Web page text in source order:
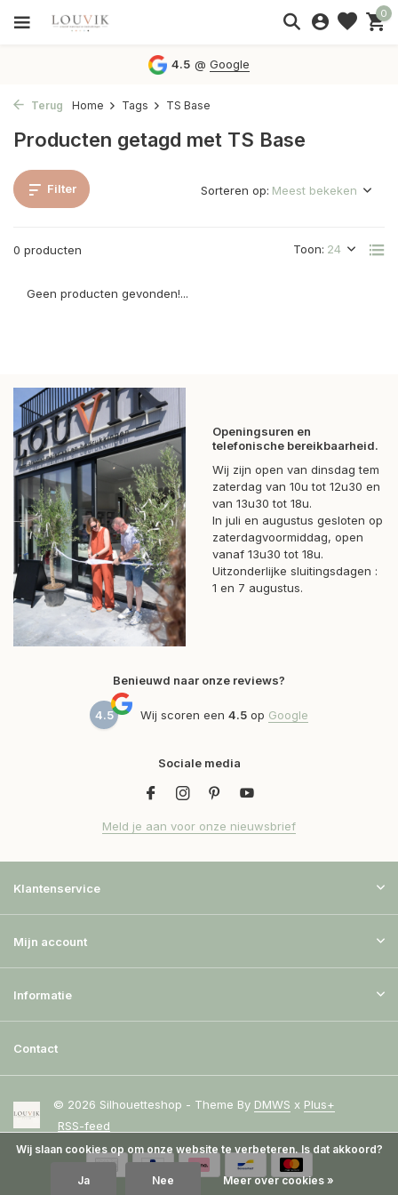
0
4.5 @Google
Terug Home Tags TS Base
Producten getagd met TS Base
Filter
0 producten Toon:
Sorteren op:
Geen producten gevonden!...
Openingsuren en
telefonische bereikbaarheid.
Wij zijn open van dinsdag tem
zaterdag van 10u tot 12u30 en
van 13u30 tot 18u.
In juli en augustus gesloten op
zaterdagvoormiddag, open
vanaf 13u30 tot 18u.
Uitzonderlijke sluitingsdagen :
1 en 7 augustus.
Benieuwd naar onze reviews?
4.5 Wij scoren een 4.5 op Google
Sociale media
Meld je aan voor onze nieuwsbrief
Klantenservice
Mijn account
Informatie
Contact
© 2026 Silhouetteshop - Theme By DMWS x Plus+
RSS-feed
Wij slaan cookies op om onze website te verbeteren. Is dat akkoord?
Ja Nee Meer over cookies »